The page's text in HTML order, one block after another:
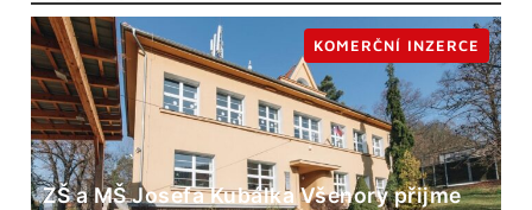
ZŠ a MŠ Josefa Kubálka Všenory přijme
KOMERČNÍ INZERCE